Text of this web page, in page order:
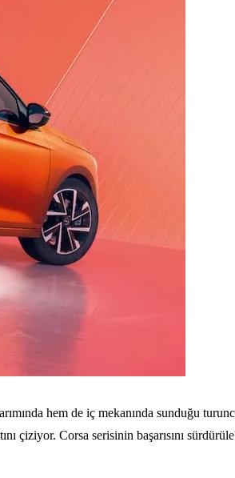
hem de iç mekanında sunduğu
çiziyor. Corsa serisinin başarısını